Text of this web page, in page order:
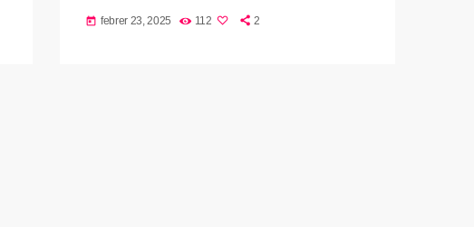
today febrer 23, 2025 112 2